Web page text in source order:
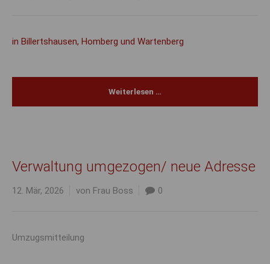
in Billertshausen, Homberg und Wartenberg
Weiterlesen …
Verwaltung umgezogen/ neue Adresse
12. Mär, 2026 von Frau Boss 0
Umzugsmitteilung